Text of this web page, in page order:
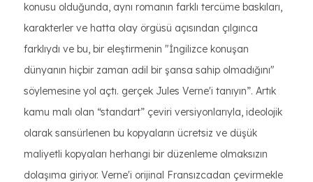
konusu olduğunda, aynı romanın farklı tercüme baskıları,
karakterler ve hatta olay örgüsü açısından çılgınca
farklıydı ve bu, bir eleştirmenin "İngilizce konuşan
dünyanın hiçbir zaman adil bir şansa sahip olmadığını"
söylemesine yol açtı. gerçek Jules Verne'i tanıyın”. Artık
kamu malı olan “standart” çeviri versiyonlarıyla, ideolojik
olarak sansürlenen bu kopyaların ücretsiz ve düşük
maliyetli kopyaları herhangi bir düzenleme olmaksızın
dolaşıma giriyor. Verne'i orijinal Fransızcadan çevirmekle